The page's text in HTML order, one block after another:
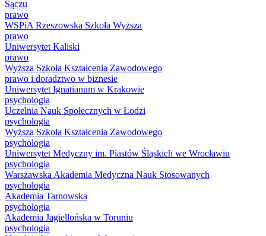
Sączu
prawo
WSPiA Rzeszowska Szkoła Wyższa
prawo
Uniwersytet Kaliski
prawo
Wyższa Szkoła Kształcenia Zawodowego
prawo i doradztwo w biznesie
Uniwersytet Ignatianum w Krakowie
psychologia
Uczelnia Nauk Społecznych w Łodzi
psychologia
Wyższa Szkoła Kształcenia Zawodowego
psychologia
Uniwersytet Medyczny im. Piastów Śląskich we Wrocławiu
psychologia
Warszawska Akademia Medyczna Nauk Stosowanych
psychologia
Akademia Tarnowska
psychologia
Akademia Jagiellońska w Toruniu
psychologia